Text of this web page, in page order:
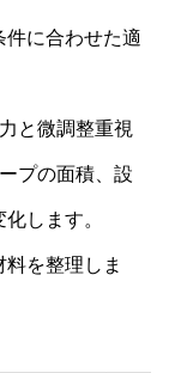
件に合わせた適
と微調整重視
プの面積、設
します。
を整理しま